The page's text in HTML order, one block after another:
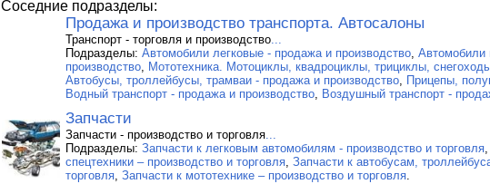
Соседние подразделы:
Продажа и производство транспорта. Автосалоны
Транспорт - торговля и производство...
Подразделы: Автомобили легковые - продажа и производство, Автомобили
производство, Мототехника. Мотоциклы, квадроциклы, трициклы,
Автобусы, троллейбусы, трамваи - продажа и производство, Прицепы,
Водный транспорт - продажа и производство, Воздушный транспорт -
Запчасти
Запчасти - производство и торговля...
Подразделы: Запчасти к легковым автомобилям - производство и торговля
спецтехники – производство и торговля, Запчасти к автобусам,
торговля, Запчасти к мототехнике – производство и торговля.